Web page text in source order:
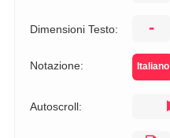
Dimensioni Testo: -
Notazione: Italiano
Autoscroll: